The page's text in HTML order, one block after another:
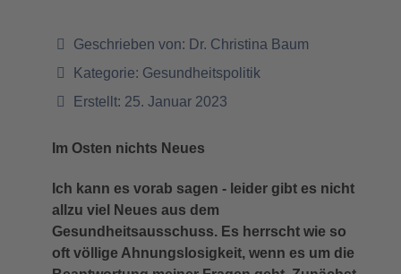
Geschrieben von: Dr. Christina Baum
Kategorie: Gesundheitspolitik
Erstellt: 25. Januar 2023
Im Osten nichts Neues
Ich kann es vorab sagen - leider gibt es nicht
allzu viel Neues aus dem
Gesundheitsausschuss. Es herrscht wie so
oft völlige Ahnungslosigkeit, wenn es um die